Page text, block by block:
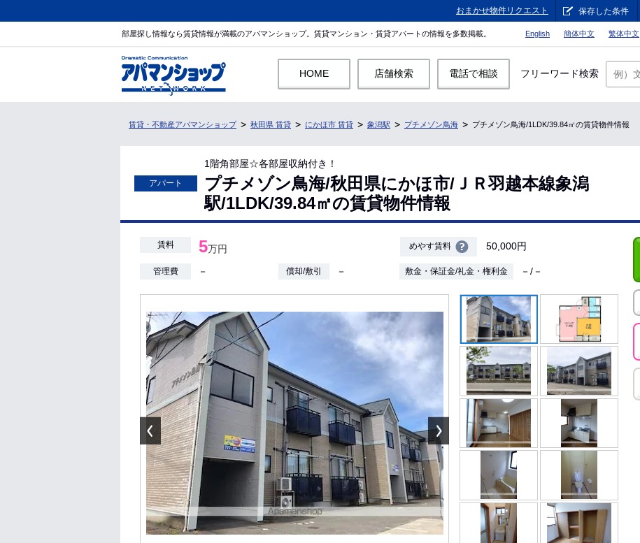
おまかせ物件リクエスト 保存した条件
部屋探し情報なら賃貸情報が満載のアパマンショップ。賃貸マンション・賃貸アパートの情報を多数掲載。 English 簡体中文 繁体中文
HOME 店舗検索 電話で相談 フリーワード検索
賃貸・不動産アパマンショップ 秋田県 賃貸 にかほ市 賃貸 象潟駅 プチメゾン鳥海 プチメゾン鳥海/1LDK/39.84㎡の賃貸物件情報
アパート
1階角部屋☆各部屋収納付き！
プチメゾン鳥海/秋田県にかほ市/ＪＲ羽越本線象潟
駅/1LDK/39.84㎡の賃貸物件情報
賃料 5万円 めやす賃料 50,000円
管理費 － 償却/敷引 － 敷金・保証金/礼金・権利金 －/－